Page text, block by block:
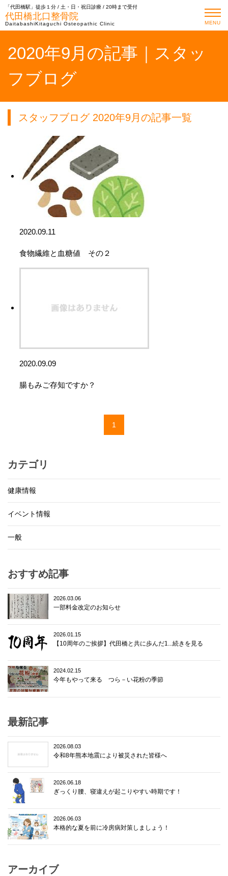
「代田橋駅」徒歩１分 / 土・日・祝日診療 / 20時まで受付
代田橋北口整骨院
DaitabashiKitaguchi Osteopathic Clinic MENU
2020年9月の記事｜スタッ
フブログ
スタッフブログ 2020年9月の記事一覧
2020.09.11
食物繊維と血糖値 その２
2020.09.09
腸もみご存知ですか？
1
カテゴリ
健康情報
イベント情報
一般
おすすめ記事
2026.03.06
一部料金改定のお知らせ
2026.01.15
【10周年のご挨拶】代田橋と共に歩んだ1...続きを見る
2024.02.15
今年もやって来る つら－い花粉の季節
最新記事
2026.08.03
令和8年熊本地震により被災された皆様へ
2026.06.18
ぎっくり腰、寝違えが起こりやすい時期です！
2026.06.03
本格的な夏を前に冷房病対策しましょう！
アーカイブ